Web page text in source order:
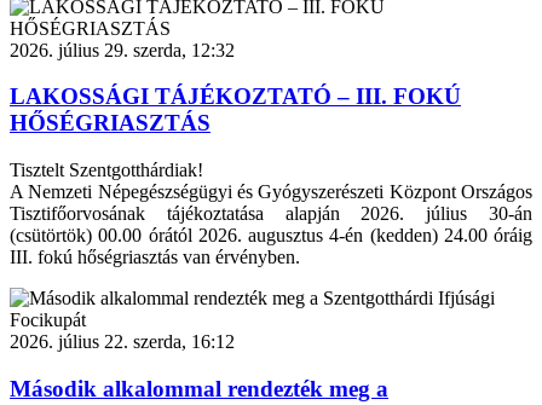
2026. július 29. szerda, 12:32
LAKOSSÁGI TÁJÉKOZTATÓ – III. FOKÚ
HŐSÉGRIASZTÁS
Tisztelt Szentgotthárdiak!
A Nemzeti Népegészségügyi és Gyógyszerészeti Központ Országos
Tisztifőorvosának tájékoztatása alapján 2026. július 30-án
(csütörtök) 00.00 órától 2026. augusztus 4-én (kedden) 24.00 óráig
III. fokú hőségriasztás van érvényben.
2026. július 22. szerda, 16:12
Második alkalommal rendezték meg a